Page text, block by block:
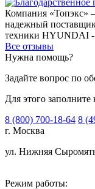
Компания «Топэкс»
надежный
техники
Все отзывы
Нужна помощь?
Задайте вопрос по
Для этого
8 (800) 700-18-64 8
г. Москва
ул. Нижняя
Режим работы: